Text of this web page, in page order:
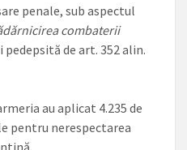
penale, sub aspectul
combaterii
de art. 352 alin.
au aplicat 4.235 de
pentru nerespectarea